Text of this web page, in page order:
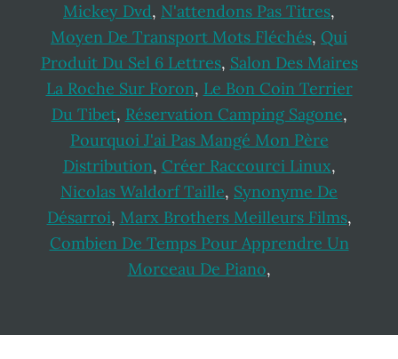
Mickey Dvd, N'attendons Pas Titres,
Moyen De Transport Mots Fléchés, Qui
Produit Du Sel 6 Lettres, Salon Des Maires
La Roche Sur Foron, Le Bon Coin Terrier
Du Tibet, Réservation Camping Sagone,
Pourquoi J'ai Pas Mangé Mon Père
Distribution, Créer Raccourci Linux,
Nicolas Waldorf Taille, Synonyme De
Désarroi, Marx Brothers Meilleurs Films,
Combien De Temps Pour Apprendre Un
Morceau De Piano,